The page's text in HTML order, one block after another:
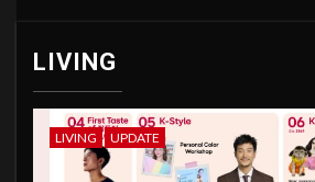
LIVING
LIVING UPDATE